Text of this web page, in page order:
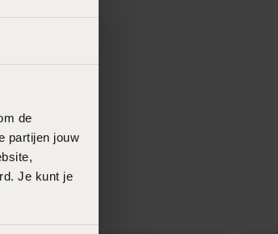
de
partijen jouw
Je kunt je